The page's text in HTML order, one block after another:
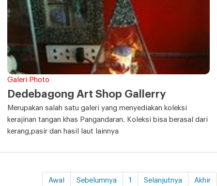
Galeri Photo
Dedebagong Art Shop Gallerry
Merupakan salah satu galeri yang menyediakan koleksi
kerajinan tangan khas Pangandaran. Koleksi bisa berasal dari
kerang,pasir dan hasil laut lainnya
Awal Sebelumnya 1 Selanjutnya Akhir